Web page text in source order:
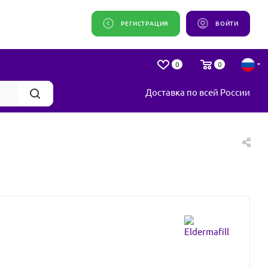
ВОЙТИ
РЕГИСТРАЦИЯ
0 0
Доставка по всей России